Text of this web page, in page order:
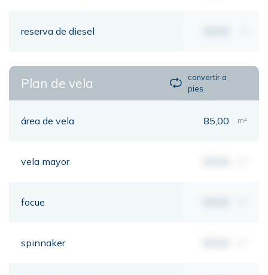
reserva de diesel
Plan de vela
convertir a
pies
área de vela 85,00 m²
vela mayor
focue
spinnaker